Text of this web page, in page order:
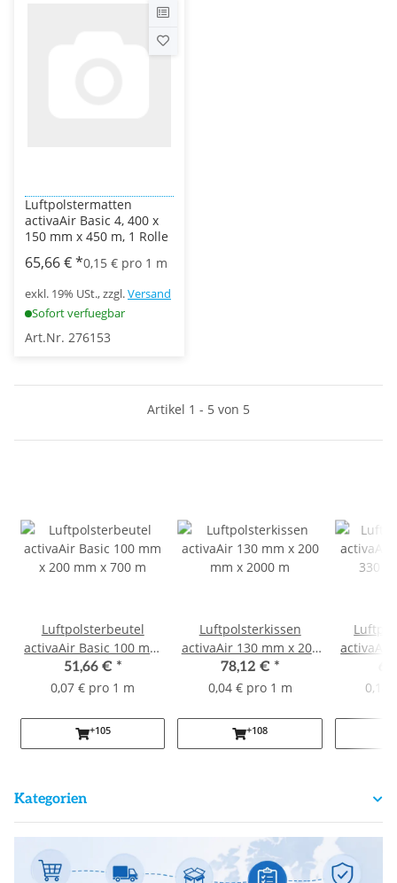
Luftpolstermatten
activaAir Basic 4, 400 x
150 mm x 450 m, 1 Rolle
65,66 €*0,15 € pro 1 m
exkl. 19% USt., zzgl.Versand
Sofort verfuegbar
Art.Nr. 276153
Artikel 1 - 5 von 5
Luftpolsterbeutel
activaAir Basic 100 mm
x 200 mm x 700 m
51,66 € *
0,07 € pro 1 m
+105
Luftpolsterkissen
activaAir 130 mm x 200
mm x 2000 m
78,12 € *
0,04 € pro 1 m
+108
activaAir
0,14
Kategorien